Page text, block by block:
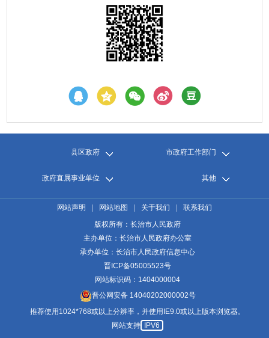
县区政府 市政府工作部门
政府直属事业单位 其他
网站声明 网站地图 关于我们
联系我们
版权所有：长治市人民政府
主办单位：长治市人民政府办公室
承办单位：长治市人民政府信息中心
晋ICP备05005523号
网站标识码：1404000004
晋公网安备 14040202000002号
推荐使用1024*768或以上分辨率，并使用IE9.0或以上版本浏览器。
网站支持
IPV6